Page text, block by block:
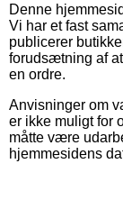
Denne
Vi har et fast
publicerer
forudsætning af
en ordre.
Anvisninger om
er ikke muligt for
måtte være
hjemmesidens